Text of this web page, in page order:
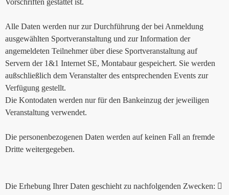
Vorschriften gestattet ist.
Alle Daten werden nur zur Durchführung der bei Anmeldung
ausgewählten Sportveranstaltung und zur Information der
angemeldeten Teilnehmer über diese Sportveranstaltung auf
Servern der 1&1 Internet SE, Montabaur gespeichert. Sie werden
außschließlich dem Veranstalter des entsprechenden Events zur
Verfügung gestellt.
Die Kontodaten werden nur für den Bankeinzug der jeweiligen
Veranstaltung verwendet.
Die personenbezogenen Daten werden auf keinen Fall an fremde
Dritte weitergegeben.
Die Erhebung Ihrer Daten geschieht zu nachfolgenden Zwecken: 